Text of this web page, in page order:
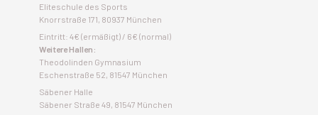
Eliteschule des Sports
Knorrstraße 171, 80937 München
Eintritt: 4€ (ermäßigt) / 6€ (normal)
Weitere Hallen:
Theodolinden Gymnasium
Eschenstraße 52, 81547 München
Säbener Halle
Säbener Straße 49, 81547 München